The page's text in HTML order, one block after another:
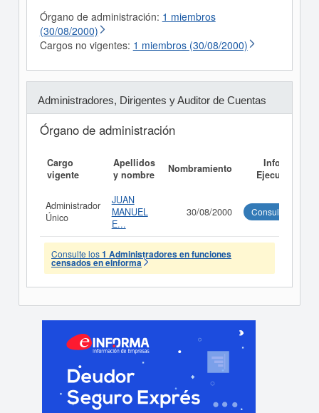
Órgano de administración: 1 miembros
(30/08/2000)
Cargos no vigentes: 1 miembros (30/08/2000)
Administradores, Dirigentes y Auditor de Cuentas
Órgano de administración
Cargo
vigente
Apellidos
y nombre
Nombramiento
Informe
Ejecutivo
Administrador
Único
JUAN
MANUEL
E...
30/08/2000 Consultar
Consulte los1 Administradores en funciones
censados en eInforma